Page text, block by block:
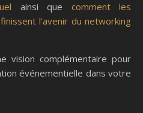
ainsi que comment les
l’avenir du networking
vision complémentaire pour
événementielle dans votre